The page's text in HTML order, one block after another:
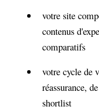
votre site
contenus
comparatifs
votre cycle de
réassurance,
shortlist